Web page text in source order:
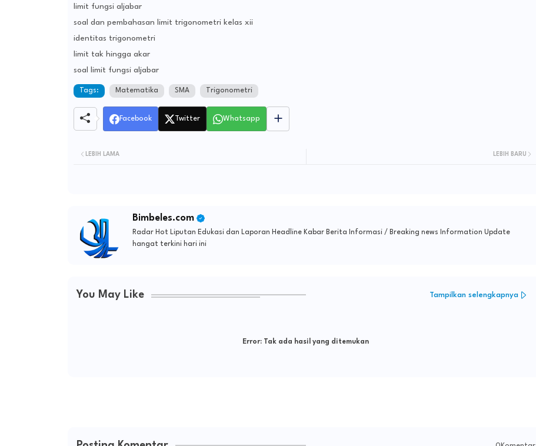
limit fungsi aljabar
soal dan pembahasan limit trigonometri kelas xii
identitas trigonometri
limit tak hingga akar
soal limit fungsi aljabar
Tags: Matematika SMA Trigonometri
Facebook Twitter Whatsapp
LEBIH BARU
LEBIH LAMA
Bimbeles.com
Radar Hot Liputan Edukasi dan Laporan Headline Kabar Berita Informasi / Breaking news Information Update
hangat terkini hari ini
You May Like Tampilkan selengkapnya
Error: Tak ada hasil yang ditemukan